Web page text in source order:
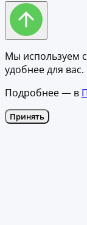
Мы используем
удобнее для вас.
Подробнее — в
Принять